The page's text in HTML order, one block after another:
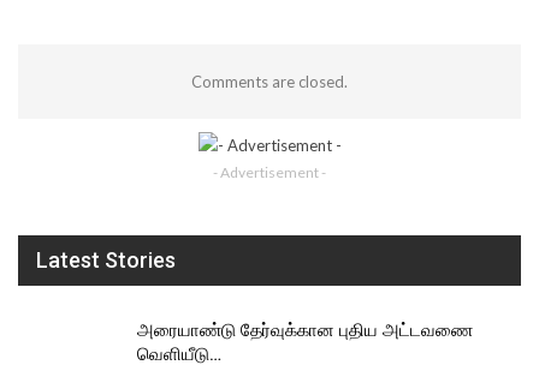
Comments are closed.
- Advertisement -
Latest Stories
அரையாண்டு தேர்வுக்கான புதிய அட்டவணை
வெளியீடு…